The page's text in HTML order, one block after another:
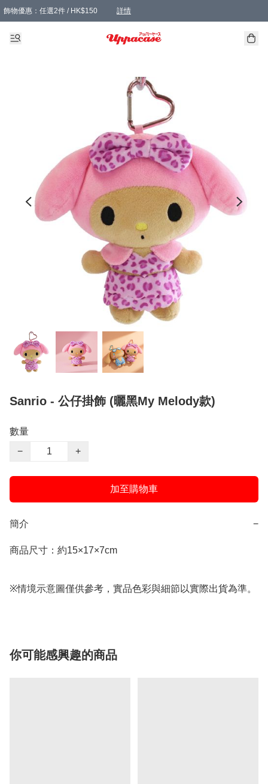
飾物優惠：任選2件 / HK$150 詳情
髮飾優惠：任選2件 / HK$100 詳情
精選襪子優惠：任選3對 / HK$115 詳情
滿額免運：本地訂單滿港幣350元可享免運費優惠
Sanrio - 公仔掛飾 (曬黑My Melody款)
數量
−
+
加至購物車
簡介 −
商品尺寸：約15×17×7cm
※情境示意圖僅供參考，實品色彩與細節以實際出貨為準。
你可能感興趣的商品